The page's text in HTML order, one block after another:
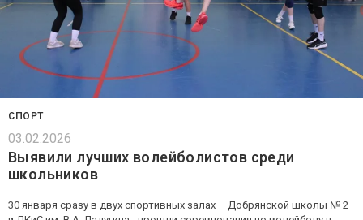
СПОРТ
03.02.2026
Выявили лучших волейболистов среди
школьников
30 января сразу в двух спортивных залах – Добрянской школы № 2